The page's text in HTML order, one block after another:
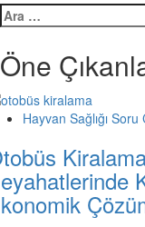
Arama:
Öne
Hayvan Sağlığı Soru